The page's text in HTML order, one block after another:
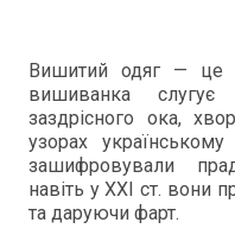
Вишитий одяг — це
вишиванка
заздрісного ока,
узорах
зашифровували
навіть у XXI ст. вони
та даруючи фарт.